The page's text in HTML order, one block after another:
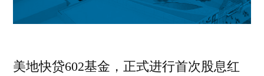
美地快贷602基金，正式进行首次股息红